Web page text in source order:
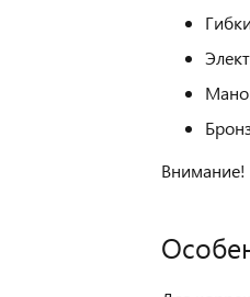
Внимание!